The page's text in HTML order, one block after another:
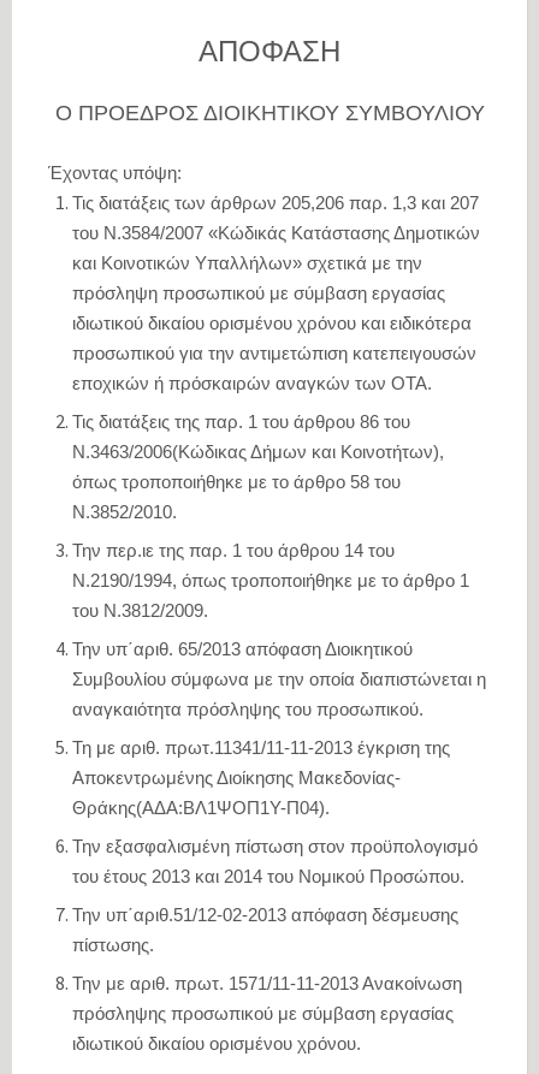
ΑΠΟΦΑΣΗ
Ο ΠΡΟΕΔΡΟΣ ΔΙΟΙΚΗΤΙΚΟΥ ΣΥΜΒΟΥΛΙΟΥ
Έχοντας υπόψη:
Τις διατάξεις των άρθρων 205,206 παρ. 1,3 και 207
του Ν.3584/2007 «Κώδικάς Κατάστασης Δημοτικών
και Κοινοτικών Υπαλλήλων» σχετικά με την
πρόσληψη προσωπικού με σύμβαση εργασίας
ιδιωτικού δικαίου ορισμένου χρόνου και ειδικότερα
προσωπικού για την αντιμετώπιση κατεπειγουσών
εποχικών ή πρόσκαιρών αναγκών των ΟΤΑ.
Τις διατάξεις της παρ. 1 του άρθρου 86 του
Ν.3463/2006(Κώδικας Δήμων και Κοινοτήτων),
όπως τροποποιήθηκε με το άρθρο 58 του
Ν.3852/2010.
Την περ.ιε της παρ. 1 του άρθρου 14 του
Ν.2190/1994, όπως τροποποιήθηκε με το άρθρο 1
του Ν.3812/2009.
Την υπ΄αριθ. 65/2013 απόφαση Διοικητικού
Συμβουλίου σύμφωνα με την οποία διαπιστώνεται η
αναγκαιότητα πρόσληψης του προσωπικού.
Τη με αριθ. πρωτ.11341/11-11-2013 έγκριση της
Αποκεντρωμένης Διοίκησης Μακεδονίας-
Θράκης(ΑΔΑ:ΒΛ1ΨΟΠ1Υ-Π04).
Την εξασφαλισμένη πίστωση στον προϋπολογισμό
του έτους 2013 και 2014 του Νομικού Προσώπου.
Την υπ΄αριθ.51/12-02-2013 απόφαση δέσμευσης
πίστωσης.
Την με αριθ. πρωτ. 1571/11-11-2013 Ανακοίνωση
πρόσληψης προσωπικού με σύμβαση εργασίας
ιδιωτικού δικαίου ορισμένου χρόνου.